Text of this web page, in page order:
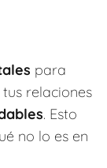
para
relaciones
. Esto
no lo es en